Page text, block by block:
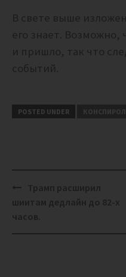
В свете выше
его знает. Возможно,
и пришло, так что
событий.
POSTED UNDER
Post